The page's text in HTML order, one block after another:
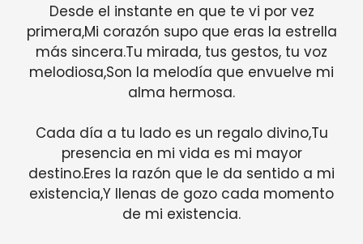
Desde el instante en que te vi por vez
primera,Mi corazón supo que eras la estrella
más sincera.Tu mirada, tus gestos, tu voz
melodiosa,Son la melodía que envuelve mi
alma hermosa.
Cada día a tu lado es un regalo divino,Tu
presencia en mi vida es mi mayor
destino.Eres la razón que le da sentido a mi
existencia,Y llenas de gozo cada momento
de mi existencia.